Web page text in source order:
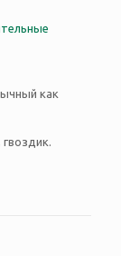
как